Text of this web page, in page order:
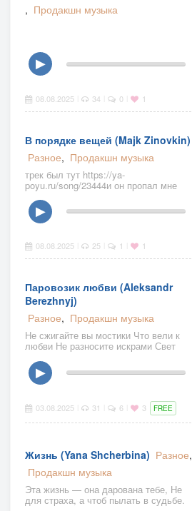
, Продакшн музыка
▶
08.08.2025 34 0 1
В порядке вещей (Majk Zinovkin)
Разное, Продакшн музыка
трек был тут https://ya-
poyu.ru/song/23444и он пропал мне
понравился текст и его спела для
меня ИИ.Надеюсь и для ВАС.
▶
08.08.2025 25 1 1
Паровозик любви (Aleksandr
Berezhnyj)
Разное, Продакшн музыка
Не сжигайте вы мостики Что вели к
любви Не разносите искрами Свет
▶
03.08.2025 31 6 3 FREE
Жизнь (Yana Shcherbina) Разное,
Продакшн музыка
Эта жизнь — она дарована тебе, Не
для страха, а чтоб пылать в судьбе.